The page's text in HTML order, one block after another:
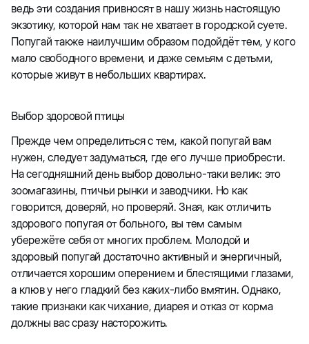
ведь эти создания привносят в нашу жизнь настоящую
экзотику, которой нам так не хватает в городской суете.
Попугай также наилучшим образом подойдёт тем, у кого
мало свободного времени, и даже семьям с детьми,
которые живут в небольших квартирах.
Выбор здоровой птицы
Прежде чем определиться с тем, какой попугай вам
нужен, следует задуматься, где его лучше приобрести.
На сегодняшний день выбор довольно-таки велик: это
зоомагазины, птичьи рынки и заводчики. Но как
говорится, доверяй, но проверяй. Зная, как отличить
здорового попугая от больного, вы тем самым
убережёте себя от многих проблем. Молодой и
здоровый попугай достаточно активный и энергичный,
отличается хорошим оперением и блестящими глазами,
а клюв у него гладкий без каких-либо вмятин. Однако,
такие признаки как чихание, диарея и отказ от корма
должны вас сразу насторожить.